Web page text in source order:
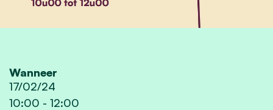
Wanneer
17/02/24
10:00 - 12:00